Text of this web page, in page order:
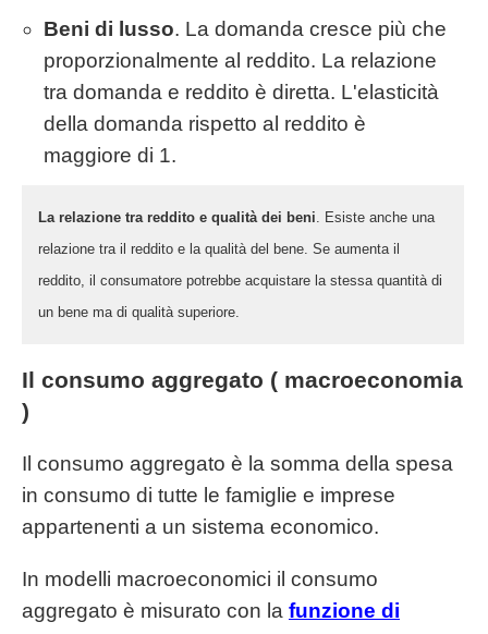
Beni di lusso. La domanda cresce più che
proporzionalmente al reddito. La relazione
tra domanda e reddito è diretta. L'elasticità
della domanda rispetto al reddito è
maggiore di 1.
La relazione tra reddito e qualità dei beni. Esiste anche una
relazione tra il reddito e la qualità del bene. Se aumenta il
reddito, il consumatore potrebbe acquistare la stessa quantità di
un bene ma di qualità superiore.
Il consumo aggregato ( macroeconomia
)
Il consumo aggregato è la somma della spesa
in consumo di tutte le famiglie e imprese
appartenenti a un sistema economico.
In modelli macroeconomici il consumo
aggregato è misurato con la funzione di